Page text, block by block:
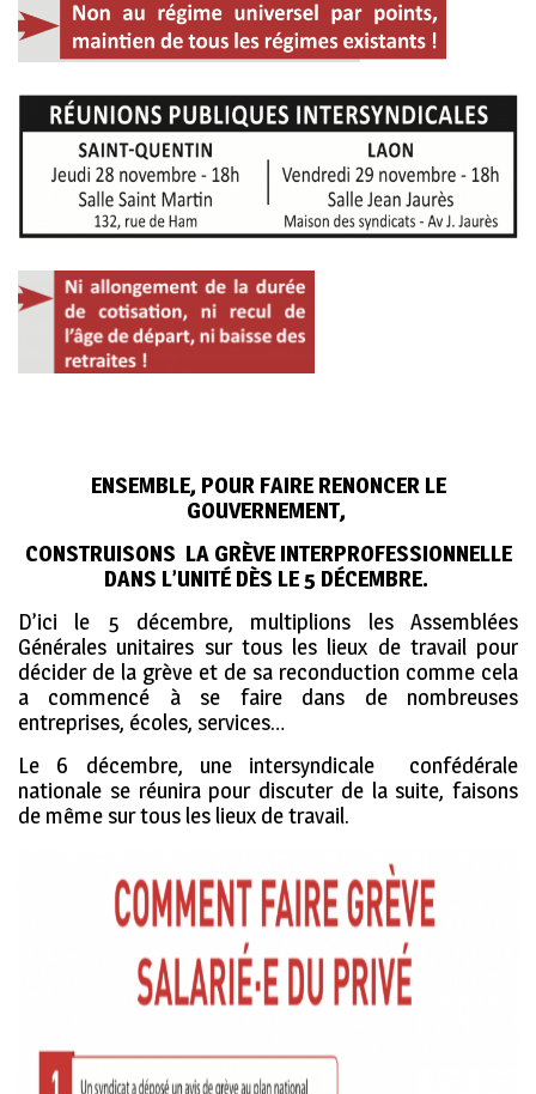
ENSEMBLE, POUR FAIRE RENONCER LE
GOUVERNEMENT,
CONSTRUISONS LA GRÈVE INTERPROFESSIONNELLE
DANS L’UNITÉ DÈS LE 5 DÉCEMBRE.
D’ici le 5 décembre, multiplions les Assemblées
Générales unitaires sur tous les lieux de travail pour
décider de la grève et de sa reconduction comme cela
a commencé à se faire dans de nombreuses
entreprises, écoles, services…
Le 6 décembre, une intersyndicale confédérale
nationale se réunira pour discuter de la suite, faisons
de même sur tous les lieux de travail.